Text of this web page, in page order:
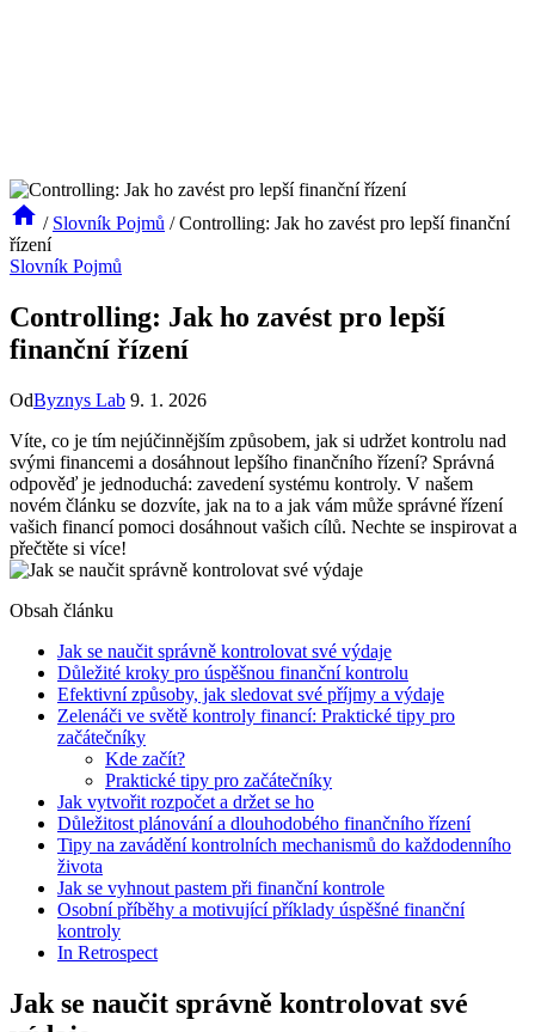
/ Slovník Pojmů / Controlling: Jak ho zavést pro lepší finanční
řízení
Slovník Pojmů
Controlling: Jak ho zavést pro lepší
finanční řízení
OdByznys Lab 9. 1. 2026
Víte, co je tím nejúčinnějším způsobem, jak si udržet kontrolu nad
svými financemi a dosáhnout lepšího finančního řízení? Správná
odpověď je jednoduchá: zavedení systému kontroly. V našem
novém článku se dozvíte, jak na to a jak vám může správné řízení
vašich financí pomoci dosáhnout vašich cílů. Nechte se inspirovat a
přečtěte si více!
Obsah článku
Jak se naučit správně kontrolovat své výdaje
Důležité kroky pro úspěšnou finanční kontrolu
Efektivní způsoby, jak sledovat své příjmy a výdaje
Zelenáči ve světě kontroly financí: Praktické tipy pro
začátečníky
Kde začít?
Praktické tipy pro začátečníky
Jak vytvořit rozpočet a držet se ho
Důležitost plánování a dlouhodobého finančního řízení
Tipy na zavádění kontrolních mechanismů do každodenního
života
Jak se vyhnout pastem při finanční kontrole
Osobní příběhy a motivující příklady úspěšné finanční
kontroly
In Retrospect
Jak se naučit správně kontrolovat své